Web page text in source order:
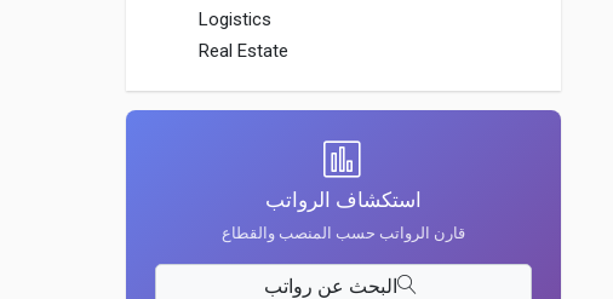
Logistics
Real Estate
استكشاف الرواتب
قارن الرواتب حسب المنصب والقطاع
البحث عن رواتب